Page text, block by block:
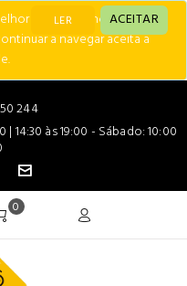
desempenho e
a navegar aceita a
LER ACEITAR
244
14:30 às 19:00 - Sábado: 10:00
0